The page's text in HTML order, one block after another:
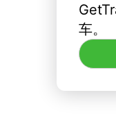
车。